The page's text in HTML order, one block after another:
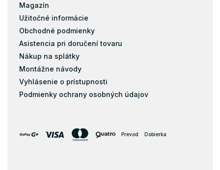
Magazín
Užitočné informácie
Obchodné podmienky
Asistencia pri doručení tovaru
Nákup na splátky
Montážne návody
Vyhlásenie o prístupnosti
Podmienky ochrany osobných údajov
Prevod Dobierka